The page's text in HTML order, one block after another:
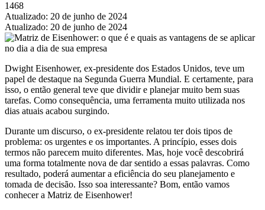
1468
Atualizado: 20 de junho de 2024
Atualizado: 20 de junho de 2024
Dwight Eisenhower, ex-presidente dos Estados Unidos, teve um
papel de destaque na Segunda Guerra Mundial. E certamente, para
isso, o então general teve que dividir e planejar muito bem suas
tarefas. Como consequência, uma ferramenta muito utilizada nos
dias atuais acabou surgindo.
Durante um discurso, o ex-presidente relatou ter dois tipos de
problema: os urgentes e os importantes. A princípio, esses dois
termos não parecem muito diferentes. Mas, hoje você descobrirá
uma forma totalmente nova de dar sentido a essas palavras. Como
resultado, poderá aumentar a eficiência do seu planejamento e
tomada de decisão. Isso soa interessante? Bom, então vamos
conhecer a Matriz de Eisenhower!